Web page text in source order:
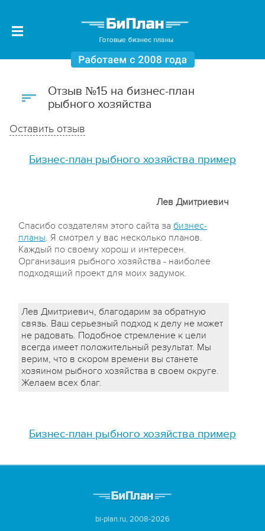
Отзыв №15 на бизнес-план
рыбного хозяйства
Оставить отзыв
Бизнес-план рыбного хозяйства пример
Лев Дмитриевич
Спасибо создателям этого сайта за бизнес-
планы. Я смотрел у вас несколько планов.
Каждый по своему хорош и интересен.
Организация рыбного хозяйства - наиболее
подходящий проект для моих задумок.
Лев Дмитриевич, благодарим за обратную
связь. Ваш серьезный подход к делу не может
не радовать. Подобное стремление к цели
всегда имеет положительный результат. Мы
верим, что в скором времени вы станете
хозяином рыбного хозяйства в своем округе.
Желаем всех благ.
Бизнес-план рыбного хозяйства пример
bi-plan.ru, 2008-2026